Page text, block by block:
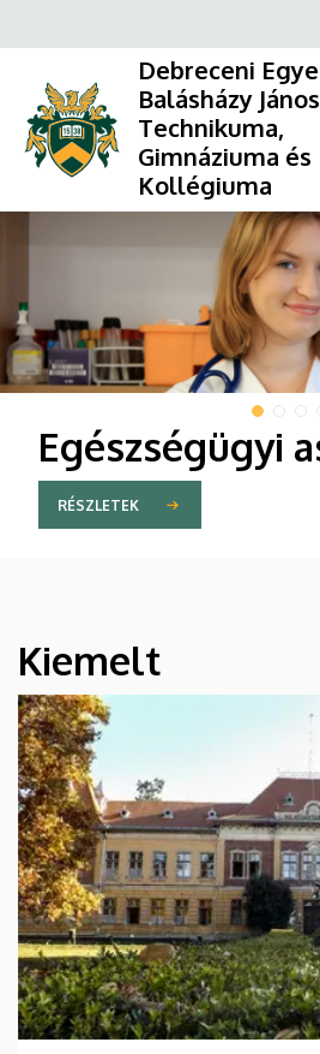
Egyetem
Balásházy
János
Gyakorló
Technikuma,
Gimnáziuma
és
Kollégiuma
Debreceni
Balásházy
Technikuma,
Gimnáziuma és
Kollégiuma
Egészségügyi
RÉSZLETEK
Kiemelt